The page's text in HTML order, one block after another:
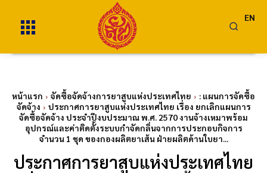
EN
หน้าแรก จัดซื้อจัดจ้างการยาสูบแห่งประเทศไทย
: แผนการจัดซื้อ
จัดจ้าง
ประกาศการยาสูบแห่งประเทศไทย เรื่อง ยกเลิกแผนการ
จัดซื้อจัดจ้าง ประจำปีงบประมาณ พ.ศ. 2570 งานจ้างเหมาพร้อม
อุปกรณ์และค่าติดตั้งระบบกำจัดกลิ่นจากการประกอบกิจการ
จำนวน 1 ชุด ของกองผลิตยาเส้น ฝ่ายผลิตด้านใบยา...
ประกาศการยาสูบแห่งประเทศไทย